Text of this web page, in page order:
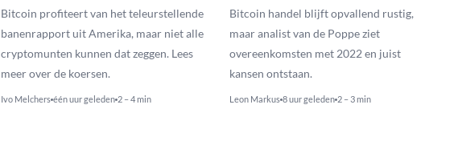
Bitcoin profiteert van het teleurstellende
banenrapport uit Amerika, maar niet alle
cryptomunten kunnen dat zeggen. Lees
meer over de koersen.
Ivo Melchers één uur geleden 2 – 4 min
Bitcoin handel blijft opvallend rustig,
maar analist van de Poppe ziet
overeenkomsten met 2022 en juist
kansen ontstaan.
Leon Markus 8 uur geleden 2 – 3 min